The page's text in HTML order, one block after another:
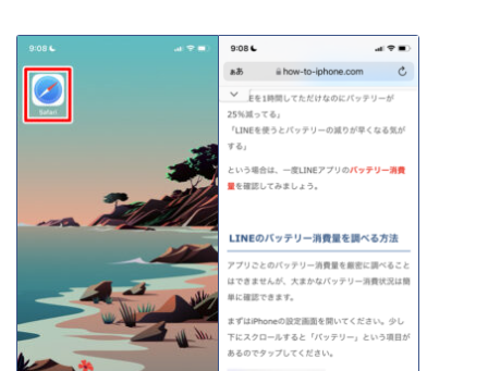
【ブサイク回避】iPhoneカメラで自撮りを盛る方法6
iPhoneで写真・カメラへのアクセスを許可できない
原因と対処法